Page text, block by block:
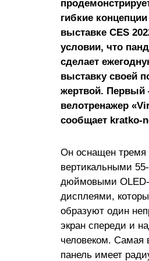
гибкие
выставке CES
условии, что
сделает
выставку своей
жертвой. Первый
велотренажер
сообщает kratko-
Он оснащен тремя
вертикальными 55-
дюймовыми OLED-
дисплеями,
образуют один
экран спереди и
человеком. Самая
панель имеет